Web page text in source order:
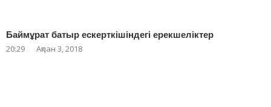
Баймұрат батыр ескерткішіндегі ерекшеліктер
20:29 Ақпан 3, 2018